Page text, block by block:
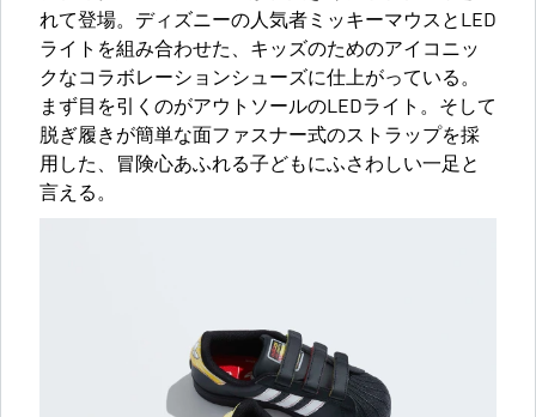
れて登場。ディズニーの人気者ミッキーマウスとLED
ライトを組み合わせた、キッズのためのアイコニッ
クなコラボレーションシューズに仕上がっている。
まず目を引くのがアウトソールのLEDライト。そして
脱ぎ履きが簡単な面ファスナー式のストラップを採
用した、冒険心あふれる子どもにふさわしい一足と
言える。